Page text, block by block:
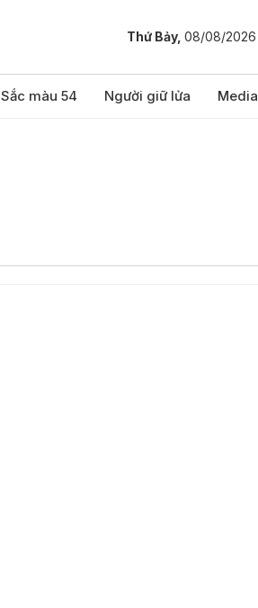
Thứ Bảy, 08/08/2026
Sắc màu 54 Người giữ lửa Media